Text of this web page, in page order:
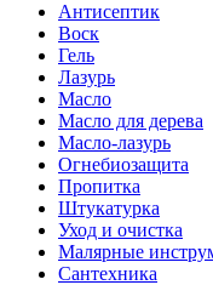
Антисептик
Воск
Гель
Лазурь
Масло
Масло для дерева
Масло-лазурь
Огнебиозащита
Пропитка
Штукатурка
Уход и очистка
Малярные
Сантехника